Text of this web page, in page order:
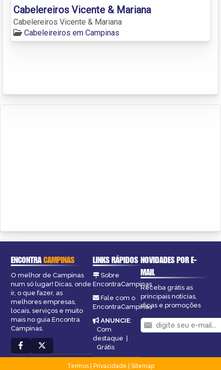
Cabelereiros Vicente & Mariana
Cabelereiros Vicente & Mariana
Cabeleireiros em Campinas
ENCONTRACAMPINAS
O melhor de Campinas
num só lugar! Dicas, onde
ir, o que fazer, as
melhores empresas,
locais, serviços e muito
mais no guia Encontra
Campinas.
LINKS RÁPIDOS
Sobre
EncontraCampinas
Fale com o
EncontraCampinas
ANUNCIE:
Com
destaque |
Grátis
NOVIDADES POR E-
MAIL
Receba grátis as
principais notícias,
dicas e promoções
Termos| Privacidade
Sitemap